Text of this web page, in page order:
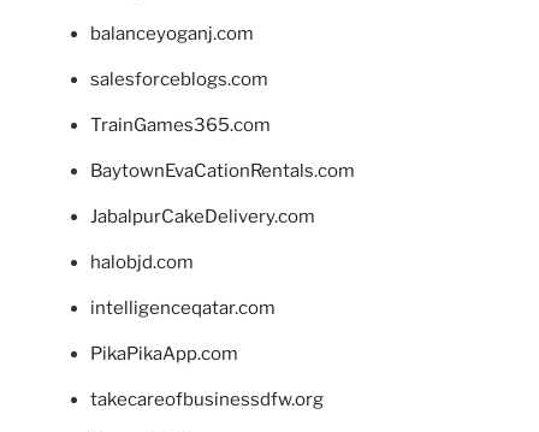
balanceyoganj.com
salesforceblogs.com
TrainGames365.com
BaytownEvaCationRentals.com
JabalpurCakeDelivery.com
halobjd.com
intelligenceqatar.com
PikaPikaApp.com
takecareofbusinessdfw.org